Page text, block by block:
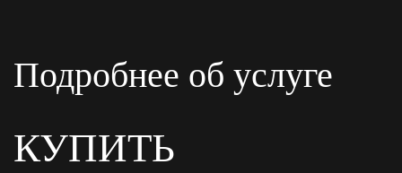
Подробнее об услуге
КУПИТЬ